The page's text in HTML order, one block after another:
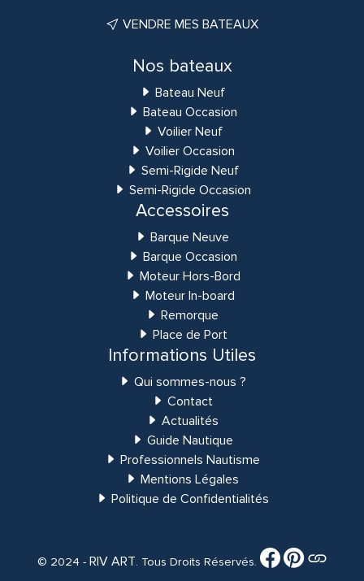
VENDRE MES BATEAUX
Nos bateaux
Bateau Neuf
Bateau Occasion
Voilier Neuf
Voilier Occasion
Semi-Rigide Neuf
Semi-Rigide Occasion
Accessoires
Barque Neuve
Barque Occasion
Moteur Hors-Bord
Moteur In-board
Remorque
Place de Port
Informations Utiles
Qui sommes-nous ?
Contact
Actualités
Guide Nautique
Professionnels Nautisme
Mentions Légales
Politique de Confidentialités
© 2024 -RIV ART. Tous Droits Réservés.